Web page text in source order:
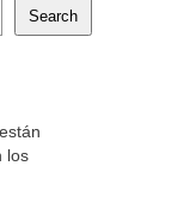
Search
los